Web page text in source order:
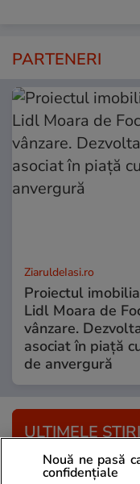
PARTENERI
ZiaruldeIasi.ro
Proiectul
Lidl Moara de
vânzare.
asociat în piață
de anvergură
ULTIMELE ȘTIRI
Infrastructura
Nouă ne pasă
confidențiale